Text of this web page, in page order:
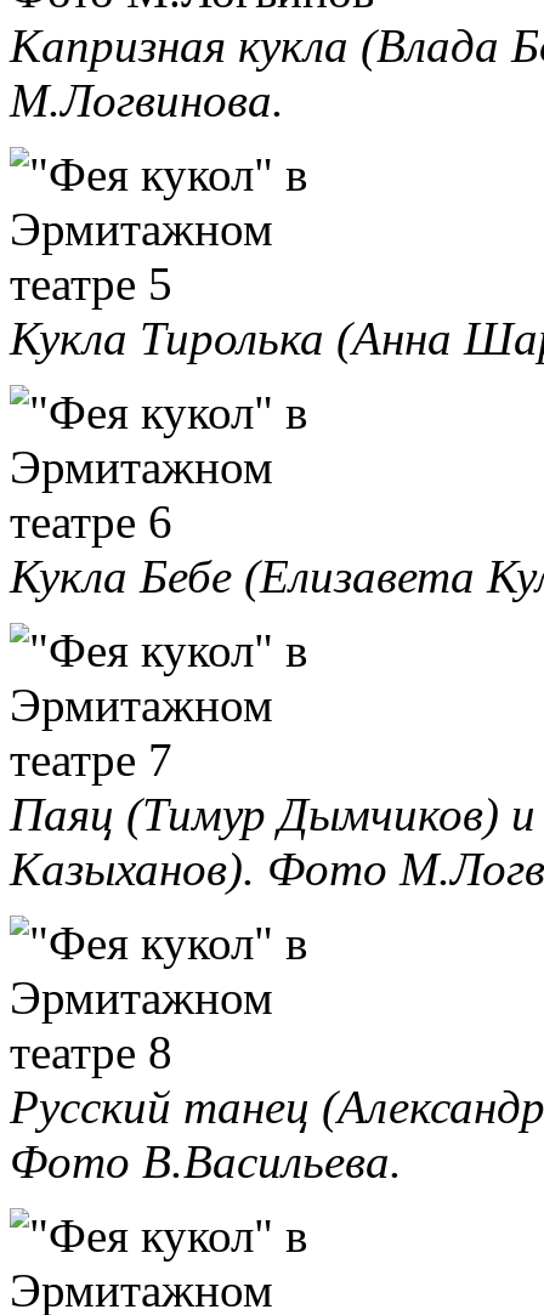
Капризная кукла (Влада
М.Логвинова.
Кукла Тиролька (Анна
Кукла Бебе (Елизавета
Паяц (Тимур Дымчиков)
Казыханов). Фото
Русский танец
Фото В.Васильева.